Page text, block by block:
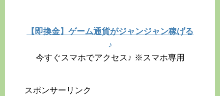
【即換金】ゲーム通貨がジャンジャン稼げる
♪
今すぐスマホでアクセス♪ ※スマホ専用
スポンサーリンク